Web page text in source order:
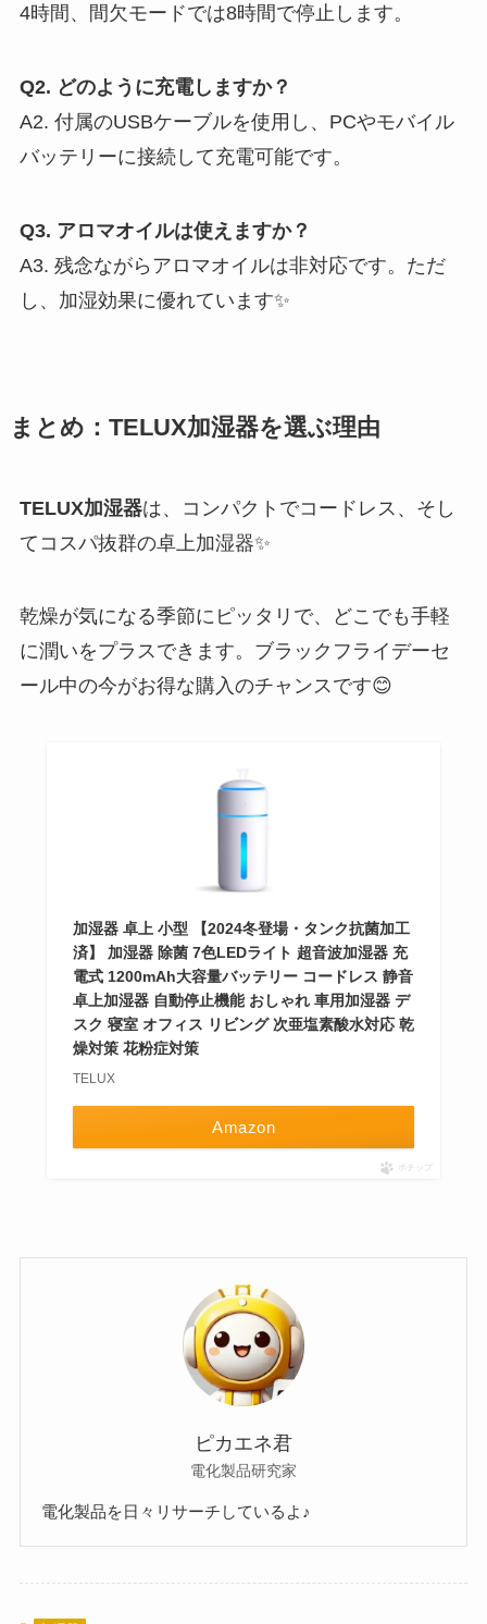
4時間、間欠モードでは8時間で停止します。
Q2. どのように充電しますか？
A2. 付属のUSBケーブルを使用し、PCやモバイル
バッテリーに接続して充電可能です。
Q3. アロマオイルは使えますか？
A3. 残念ながらアロマオイルは非対応です。ただ
し、加湿効果に優れています✨
まとめ：TELUX加湿器を選ぶ理由
TELUX加湿器は、コンパクトでコードレス、そし
てコスパ抜群の卓上加湿器✨
乾燥が気になる季節にピッタリで、どこでも手軽
に潤いをプラスできます。ブラックフライデーセ
ール中の今がお得な購入のチャンスです😊
加湿器 卓上 小型 【2024冬登場・タンク抗菌加工
済】 加湿器 除菌 7色LEDライト 超音波加湿器 充
電式 1200mAh大容量バッテリー コードレス 静音
卓上加湿器 自動停止機能 おしゃれ 車用加湿器 デ
スク 寝室 オフィス リビング 次亜塩素酸水対応 乾
燥対策 花粉症対策
TELUX
Amazon
ポチップ
ピカエネ君
電化製品研究家
電化製品を日々リサーチしているよ♪